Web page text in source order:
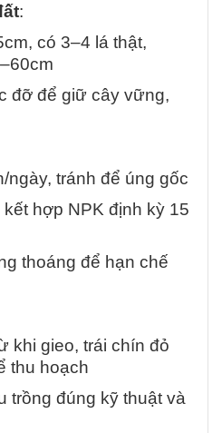
:
có 3–4 lá thật,
đỡ để giữ cây vững,
tránh để úng gốc
hợp NPK định kỳ 15
thoáng để hạn chế
khi gieo, trái chín đỏ
thu hoạch
trồng đúng kỹ thuật và